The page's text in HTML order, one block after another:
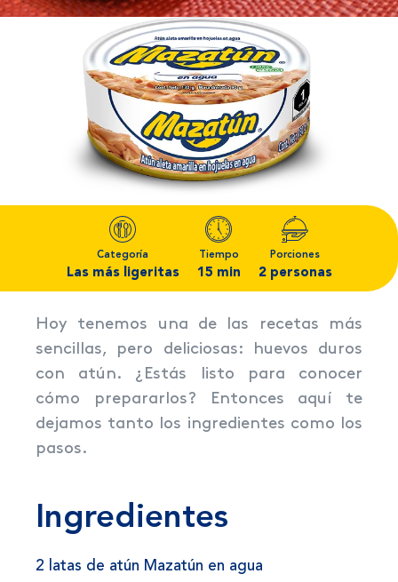
Categoría
Las más ligeritas
Tiempo
15 min
Porciones
2 personas
Hoy tenemos una de las recetas más
sencillas, pero deliciosas: huevos duros
con atún. ¿Estás listo para conocer
cómo prepararlos? Entonces aquí te
dejamos tanto los ingredientes como los
pasos.
Ingredientes
2 latas de atún Mazatún en agua